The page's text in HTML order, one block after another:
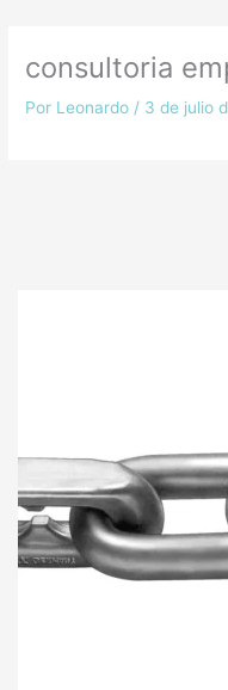
consultoria
Por Leonardo / 3 de julio